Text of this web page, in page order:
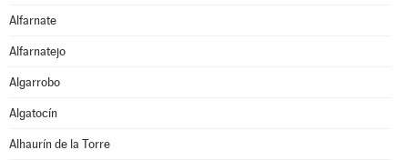
Alfarnate
Alfarnatejo
Algarrobo
Algatocín
Alhaurín de la Torre